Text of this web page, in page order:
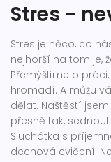
Stres -
Stres je něco, co
nejhorší na tom je,
Přemýšlíme o
hromadí. A můžu
dělat. Naštěstí
přesně tak,
Sluchátka s
dechová cvičení.